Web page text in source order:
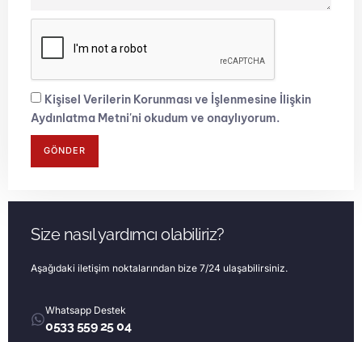
Kişisel Verilerin Korunması ve İşlenmesine İlişkin
Aydınlatma Metni'ni okudum ve onaylıyorum.
GÖNDER
Size nasıl yardımcı olabiliriz?
Aşağıdaki iletişim noktalarından bize 7/24 ulaşabilirsiniz.
Whatsapp Destek
0533 559 25 04